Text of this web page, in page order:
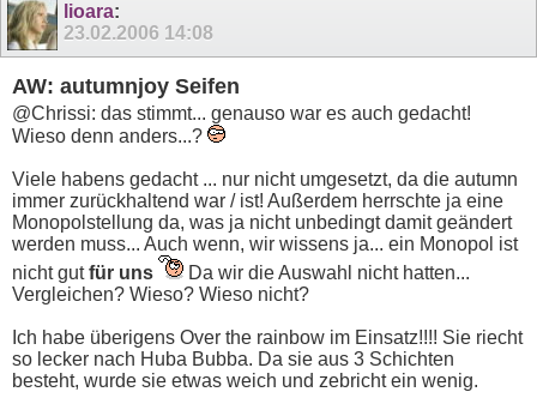
lioara:
23.02.2006 14:08
AW: autumnjoy Seifen
@Chrissi: das stimmt... genauso war es auch gedacht!
Wieso denn anders...?
Viele habens gedacht ... nur nicht umgesetzt, da die autumn
immer zurückhaltend war / ist! Außerdem herrschte ja eine
Monopolstellung da, was ja nicht unbedingt damit geändert
werden muss... Auch wenn, wir wissens ja... ein Monopol ist
nicht gutfür uns
Da wir die Auswahl nicht hatten...
Vergleichen? Wieso? Wieso nicht?
Ich habe überigens Over the rainbow im Einsatz!!!! Sie riecht
so lecker nach Huba Bubba. Da sie aus 3 Schichten
besteht, wurde sie etwas weich und zebricht ein wenig.